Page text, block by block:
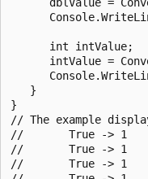
      int intValue;
intValue =
   }
}
// The example
//       True -> 1
//       True -> 1
//       True -> 1